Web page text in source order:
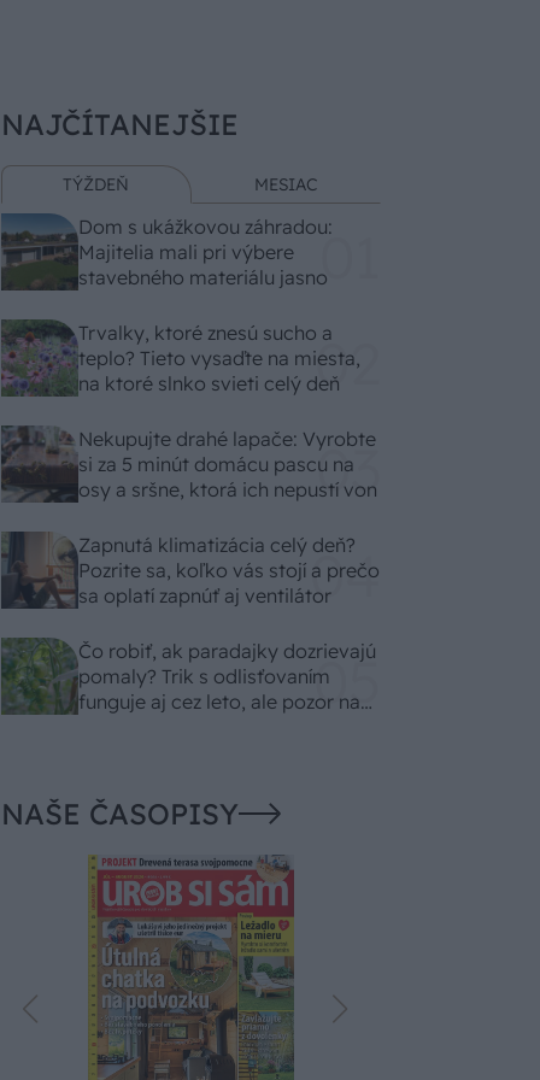
NAJČÍTANEJŠIE
TÝŽDEŇ MESIAC
Dom s ukážkovou záhradou:
Majitelia mali pri výbere
stavebného materiálu jasno
Trvalky, ktoré znesú sucho a
teplo? Tieto vysaďte na miesta,
na ktoré slnko svieti celý deň
Nekupujte drahé lapače: Vyrobte
si za 5 minút domácu pascu na
osy a sršne, ktorá ich nepustí von
Zapnutá klimatizácia celý deň?
Pozrite sa, koľko vás stojí a prečo
sa oplatí zapnúť aj ventilátor
Čo robiť, ak paradajky dozrievajú
pomaly? Trik s odlisťovaním
funguje aj cez leto, ale pozor na
NAŠE ČASOPISY